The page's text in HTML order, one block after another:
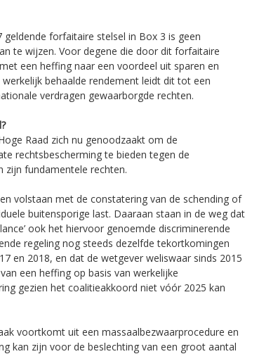
forfaitaire stelsel in Box 3 is geen
te wijzen. Voor degene die door dit forfaitaire
een heffing naar een voordeel uit sparen en
behaalde rendement leidt dit tot een
verdragen gewaarborgde rechten.
Raad zich nu genoodzaakt om de
rechtsbescherming te bieden tegen de
zijn fundamentele rechten.
volstaan met de constatering van de schending of
buitensporige last. Daaraan staan in de weg dat
ook het hiervoor genoemde discriminerende
regeling nog steeds dezelfde tekortkomingen
en 2018, en dat de wetgever weliswaar sinds 2015
een heffing op basis van werkelijke
gezien het coalitieakkoord niet vóór 2025 kan
voortkomt uit een massaalbezwaarprocedure en
kan zijn voor de beslechting van een groot aantal